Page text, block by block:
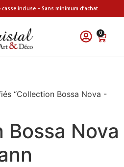
incluse – Sans minimum d’achat.
0
“Collection Bossa Nova -
Nova